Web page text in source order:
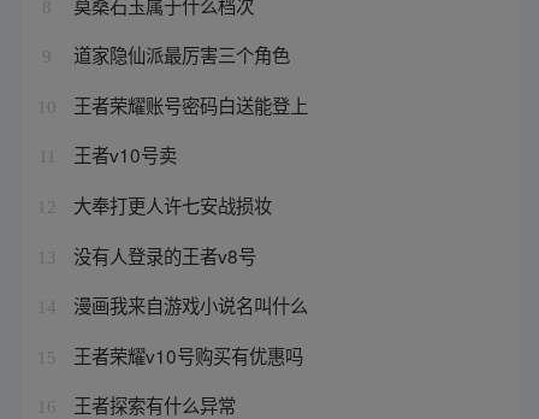
8
9 道家隐仙派最厉害三个角色
10 王者荣耀账号密码白送能登上
王者v10号卖
12 大奉打更人许七安战损妆
13 没有人登录的王者v8号
14 漫画我来自游戏小说名叫什么
15 王者荣耀v10号购买有优惠吗
16 王者探索有什么异常